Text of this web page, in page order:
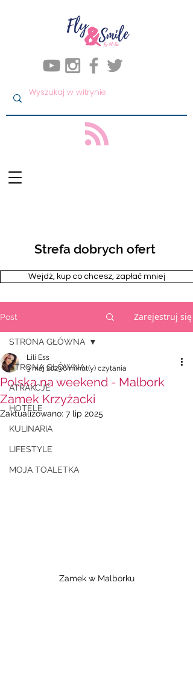
Strefa dobrych ofert
Wejdż, kup co chcesz, zapłać mniej
Post Zarejestruj się
STRONA GŁÓWNA
ATRAKCJE
HOTELE
KULINARIA
LIFESTYLE
MOJA TOALETKA
STRONA GŁÓWNA
Polska na weekend - Malbork
Zamek Krzyżacki
Lili Ess
3 maj 20236 minut(y) czytania
Zaktualizowano: 7 lip 2025
Zamek w Malborku